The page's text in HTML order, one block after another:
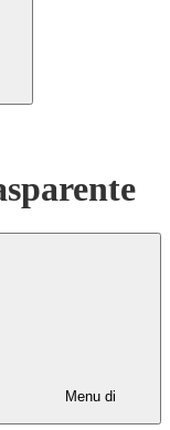
Menu di